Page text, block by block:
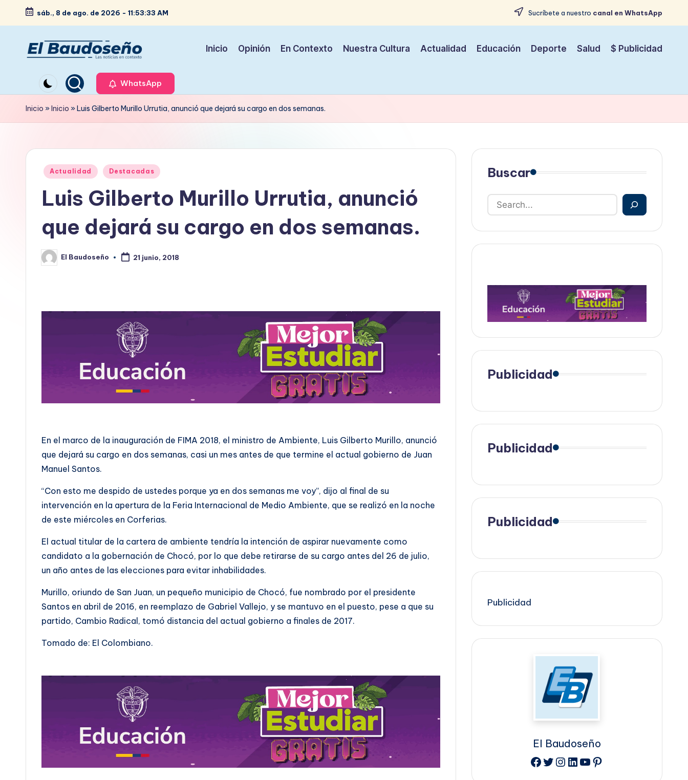
Saltar
contenido
sáb., 8 de ago. de 2026 - 11:53:33 AM Sucríbete a nuestro canal en WhatsApp
e
ri
d
noticias
en
contexto
Inicio Opinión En Contexto Nuestra Cultura Actualidad Educación Deporte Salud $ Publicidad
WhatsApp
Inicio »Inicio »Luis Gilberto Murillo Urrutia, anunció que dejará su cargo en dos semanas.
Publicado
Actualidad Destacadas
Luis Gilberto Murillo Urrutia, anunció
que dejará su cargo en dos semanas.
Publicado
por
El Baudoseño 21 junio, 2018
En el marco de la inauguración de FIMA 2018, el ministro de Ambiente, Luis Gilberto Murillo, anunció
que dejará su cargo en dos semanas, casi un mes antes de que termine el actual gobierno de Juan
Manuel Santos.
“Con esto me despido de ustedes porque ya en dos semanas me voy”, dijo al final de su
intervención en la apertura de la Feria Internacional de Medio Ambiente, que se realizó en la noche
de este miércoles en Corferias.
El actual titular de la cartera de ambiente tendría la intención de aspirar nuevamente como
candidato a la gobernación de Chocó, por lo que debe retirarse de su cargo antes del 26 de julio,
un año antes de las elecciones para evitar inhabilidades.
Murillo, oriundo de San Juan, un pequeño municipio de Chocó, fue nombrado por el presidente
Santos en abril de 2016, en reemplazo de Gabriel Vallejo, y se mantuvo en el puesto, pese a que su
partido, Cambio Radical, tomó distancia del actual gobierno a finales de 2017.
Tomado de: El Colombiano.
Buscar
Publicidad
Publicidad
Publicidad
Publicidad
El Baudoseño
Facebook
Twitter
Instagram
LinkedIn
YouTube
Pinterest